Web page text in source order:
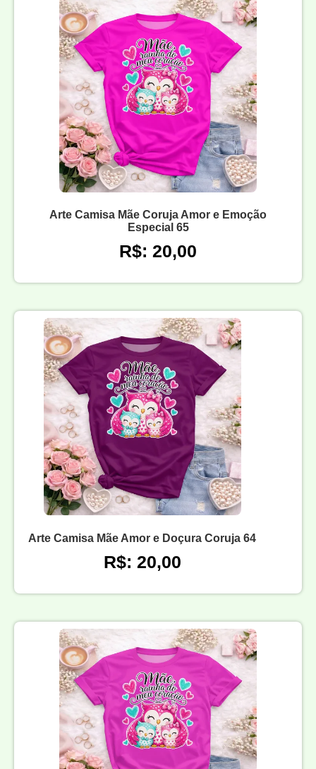
Arte Camisa Mãe Coruja Amor e Emoção
Especial 65
R$: 20,00
Arte Camisa Mãe Amor e Doçura Coruja 64
R$: 20,00